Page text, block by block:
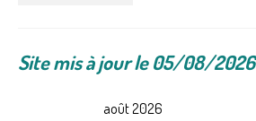
Site mis à jour le 05/08/2026
août 2026